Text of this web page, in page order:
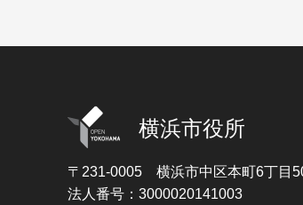
横浜市役所
〒231-0005 横浜市中区本町6丁目
法人番号：3000020141003